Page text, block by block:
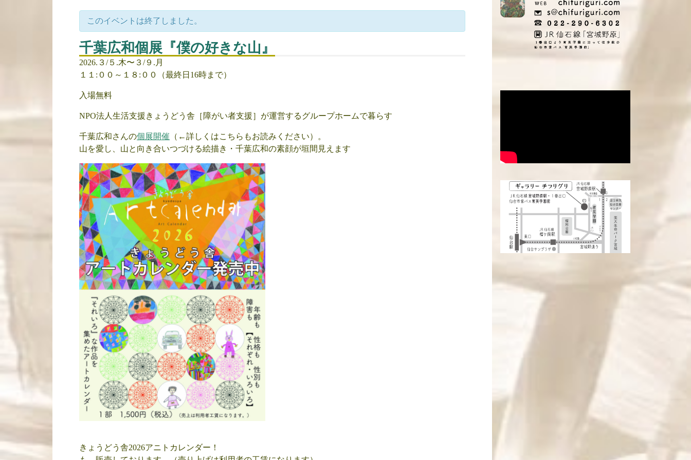
このイベントは終了しました。
千葉広和個展『僕の好きな山』
2026.３/５.木〜３/９.月
１１:００～１８:００（最終日16時まで）
入場無料
NPO法人生活支援きょうどう舎［障がい者支援］が運営するグループホームで暮らす
千葉広和さんの個展開催 （←詳しくはこちらもお読みください）。
山を愛し、山と向き合いつづける絵描き・千葉広和の素顔が垣間見えます
きょうどう舎2026アニトカレンダー！